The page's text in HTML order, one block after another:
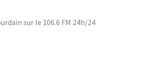
sur le 106.6 FM 24h/24